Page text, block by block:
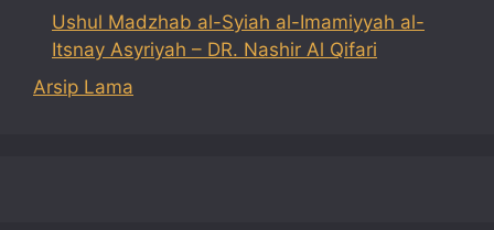
Ushul Madzhab al-Syiah al-Imamiyyah al-
Itsnay Asyriyah – DR. Nashir Al Qifari
Arsip Lama